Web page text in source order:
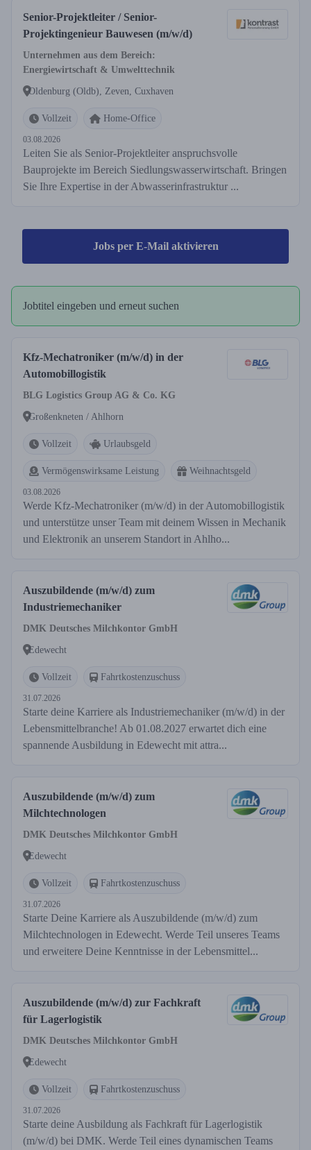
Senior-Projektleiter / Senior-
Projektingenieur Bauwesen (m/w/d)
Unternehmen aus dem Bereich:
Energiewirtschaft & Umwelttechnik
Oldenburg (Oldb), Zeven, Cuxhaven
Vollzeit Home-Office
03.08.2026
Leiten Sie als Senior-Projektleiter anspruchsvolle
Bauprojekte im Bereich Siedlungswasserwirtschaft. Bringen
Sie Ihre Expertise in der Abwasserinfrastruktur ...
Jobs per E-Mail aktivieren
Jobtitel eingeben und erneut suchen
Kfz-Mechatroniker (m/w/d) in der
Automobillogistik
BLG Logistics Group AG & Co. KG
Großenkneten / Ahlhorn
Vollzeit Urlaubsgeld
Vermögenswirksame Leistung Weihnachtsgeld
03.08.2026
Werde Kfz-Mechatroniker (m/w/d) in der Automobillogistik
und unterstütze unser Team mit deinem Wissen in Mechanik
und Elektronik an unserem Standort in Ahlho...
Auszubildende (m/w/d) zum
Industriemechaniker
DMK Deutsches Milchkontor GmbH
Edewecht
Vollzeit Fahrtkostenzuschuss
31.07.2026
Starte deine Karriere als Industriemechaniker (m/w/d) in der
Lebensmittelbranche! Ab 01.08.2027 erwartet dich eine
spannende Ausbildung in Edewecht mit attra...
Auszubildende (m/w/d) zum
Milchtechnologen
DMK Deutsches Milchkontor GmbH
Edewecht
Vollzeit Fahrtkostenzuschuss
31.07.2026
Starte Deine Karriere als Auszubildende (m/w/d) zum
Milchtechnologen in Edewecht. Werde Teil unseres Teams
und erweitere Deine Kenntnisse in der Lebensmittel...
Auszubildende (m/w/d) zur Fachkraft
für Lagerlogistik
DMK Deutsches Milchkontor GmbH
Edewecht
Vollzeit Fahrtkostenzuschuss
31.07.2026
Starte deine Ausbildung als Fachkraft für Lagerlogistik
(m/w/d) bei DMK. Werde Teil eines dynamischen Teams